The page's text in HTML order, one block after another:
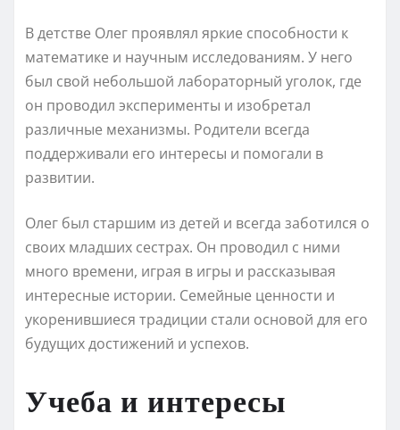
В детстве Олег проявлял яркие способности к
математике и научным исследованиям. У него
был свой небольшой лабораторный уголок, где
он проводил эксперименты и изобретал
различные механизмы. Родители всегда
поддерживали его интересы и помогали в
развитии.
Олег был старшим из детей и всегда заботился о
своих младших сестрах. Он проводил с ними
много времени, играя в игры и рассказывая
интересные истории. Семейные ценности и
укоренившиеся традиции стали основой для его
будущих достижений и успехов.
Учеба и интересы